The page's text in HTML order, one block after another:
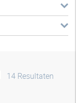
14 Resultaten